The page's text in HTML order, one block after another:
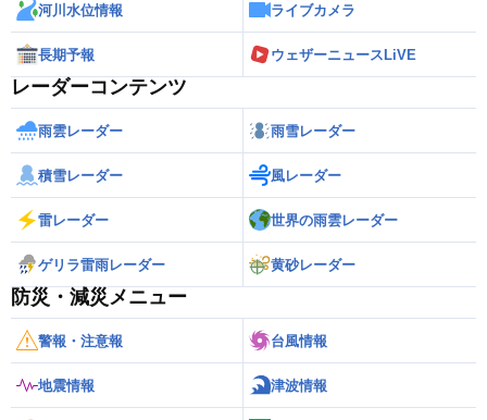
河川水位情報 ライブカメラ
長期予報 ウェザーニュースLiVE
レーダーコンテンツ
雨雲レーダー 雨雪レーダー
積雪レーダー 風レーダー
雷レーダー 世界の雨雲レーダー
ゲリラ雷雨レーダー 黄砂レーダー
防災・減災メニュー
警報・注意報 台風情報
地震情報 津波情報